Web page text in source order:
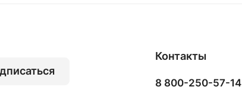
Контакты
8 800-250-57-14